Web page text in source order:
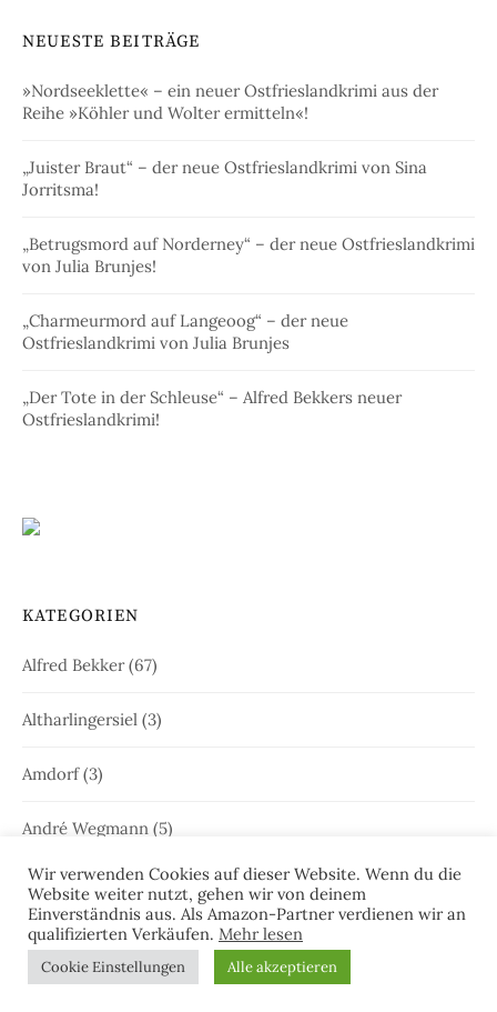
NEUESTE BEITRÄGE
»Nordseeklette« – ein neuer Ostfrieslandkrimi aus der
Reihe »Köhler und Wolter ermitteln«!
„Juister Braut“ – der neue Ostfrieslandkrimi von Sina
Jorritsma!
„Betrugsmord auf Norderney“ – der neue Ostfrieslandkrimi
von Julia Brunjes!
„Charmeurmord auf Langeoog“ – der neue
Ostfrieslandkrimi von Julia Brunjes
„Der Tote in der Schleuse“ – Alfred Bekkers neuer
Ostfrieslandkrimi!
KATEGORIEN
Alfred Bekker(67)
Altharlingersiel (3)
Amdorf(3)
André Wegmann (5)
Andrea Klier(33)
Andreas Kriminalinski(13)
Aurich(68)
Wir verwenden Cookies auf dieser Website. Wenn du die
Website weiter nutzt, gehen wir von deinem
Einverständnis aus. Als Amazon-Partner verdienen wir an
qualifizierten Verkäufen. Mehr lesen
Cookie Einstellungen Alle akzeptieren